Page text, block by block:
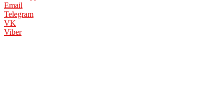
Email
Telegram
VK
Viber